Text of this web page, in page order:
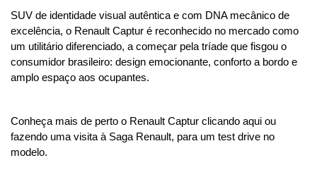
SUV de identidade visual autêntica e com DNA mecânico de
excelência, o Renault Captur é reconhecido no mercado como
um utilitário diferenciado, a começar pela tríade que fisgou o
consumidor brasileiro: design emocionante, conforto a bordo e
amplo espaço aos ocupantes.
Conheça mais de perto o Renault Captur clicando aqui ou
fazendo uma visita à Saga Renault, para um test drive no
modelo.